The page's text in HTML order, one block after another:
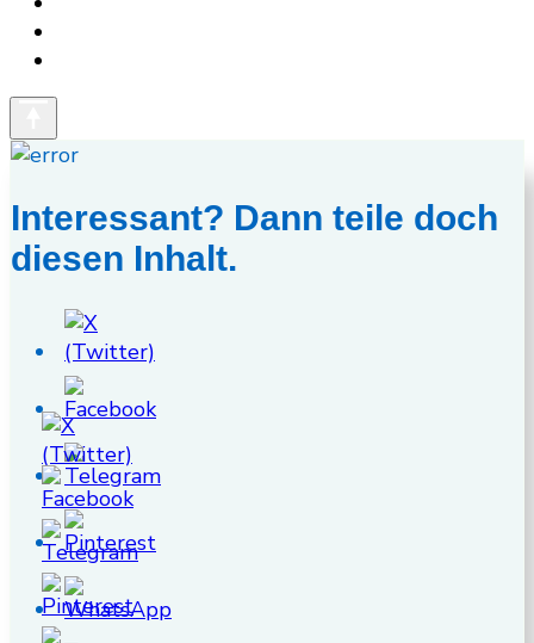
Interessant? Dann teile doch
diesen Inhalt.